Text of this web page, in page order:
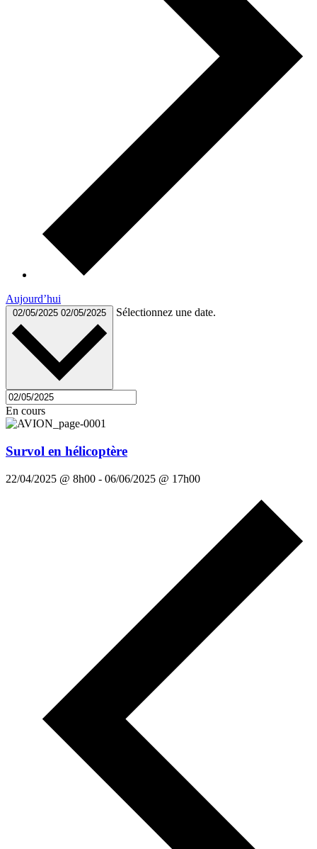
Aujourd’hui
02/05/2025 02/05/2025 Sélectionnez une date.
En cours
Survol en hélicoptère
22/04/2025 @ 8h00 - 06/06/2025 @ 17h00